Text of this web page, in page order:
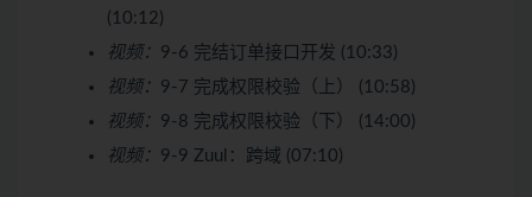
(10:12)
视频： 9-6 完结订单接口开发 (10:33)
视频： 9-7 完成权限校验（上） (10:58)
视频： 9-8 完成权限校验（下） (14:00)
视频： 9-9 Zuul：跨域 (07:10)